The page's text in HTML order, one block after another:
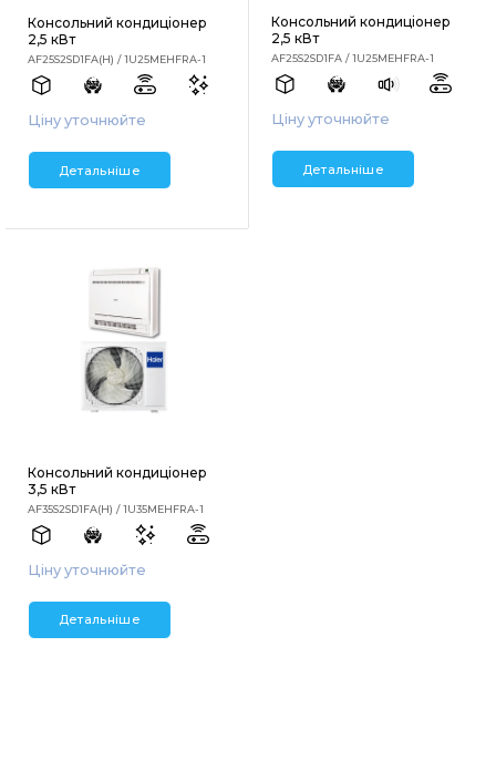
Консольний кондиціонер
2,5 кВт
AF25S2SD1FA(H) / 1U25MEHFRA-1
Ціну уточнюйте
Детальніше
Консольний кондиціонер
2,5 кВт
AF25S2SD1FA / 1U25MEHFRA-1
Ціну уточнюйте
Детальніше
Консольний кондиціонер
3,5 кВт
AF35S2SD1FA(H) / 1U35MEHFRA-1
Ціну уточнюйте
Детальніше